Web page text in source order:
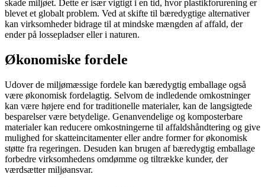
skade miljøet. Dette er især vigtigt i en tid, hvor plastikforurening er
blevet et globalt problem. Ved at skifte til bæredygtige alternativer
kan virksomheder bidrage til at mindske mængden af affald, der
ender på lossepladser eller i naturen.
Økonomiske fordele
Udover de miljømæssige fordele kan bæredygtig emballage også
være økonomisk fordelagtig. Selvom de indledende omkostninger
kan være højere end for traditionelle materialer, kan de langsigtede
besparelser være betydelige. Genanvendelige og komposterbare
materialer kan reducere omkostningerne til affaldshåndtering og give
mulighed for skatteincitamenter eller andre former for økonomisk
støtte fra regeringen. Desuden kan brugen af bæredygtig emballage
forbedre virksomhedens omdømme og tiltrække kunder, der
værdsætter miljøansvar.